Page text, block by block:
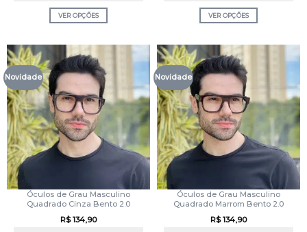
VER OPÇÕES VER OPÇÕES
Novidade
Óculos de Grau Masculino
Quadrado Cinza Bento 2.0
R$134,90
Novidade
Óculos de Grau Masculino
Quadrado Marrom Bento 2.0
R$134,90